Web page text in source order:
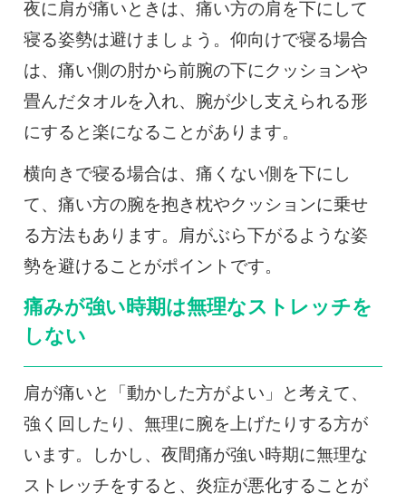
夜に肩が痛いときは、痛い方の肩を下にして
寝る姿勢は避けましょう。仰向けで寝る場合
は、痛い側の肘から前腕の下にクッションや
畳んだタオルを入れ、腕が少し支えられる形
にすると楽になることがあります。
横向きで寝る場合は、痛くない側を下にし
て、痛い方の腕を抱き枕やクッションに乗せ
る方法もあります。肩がぶら下がるような姿
勢を避けることがポイントです。
痛みが強い時期は無理なストレッチを
しない
肩が痛いと「動かした方がよい」と考えて、
強く回したり、無理に腕を上げたりする方が
います。しかし、夜間痛が強い時期に無理な
ストレッチをすると、炎症が悪化することが